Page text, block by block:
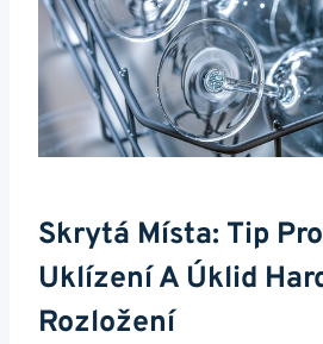
Skrytá Místa: Tip
Uklízení A Úklid
Rozložení